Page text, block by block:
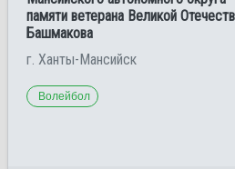
памяти ветерана Великой
Башмакова
г. Ханты-Мансийск
Волейбол